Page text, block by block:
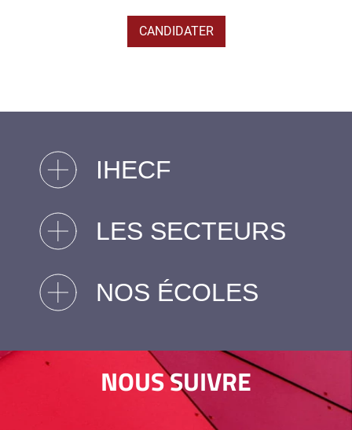
CANDIDATER
IHECF
LES SECTEURS
NOS ÉCOLES
NOUS SUIVRE